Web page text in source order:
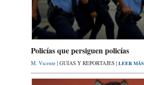
Policías que persiguen policías
M. Vicente | GUÍAS Y REPORTAJES | LEER MÁS